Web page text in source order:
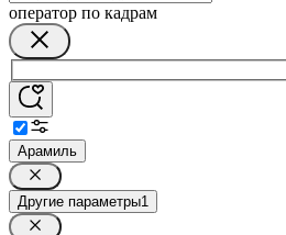
оператор по кадрам
Арамиль
Другие параметры1